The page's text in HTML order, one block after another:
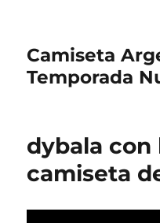
Camiseta
Temporada
dybala con
camiseta